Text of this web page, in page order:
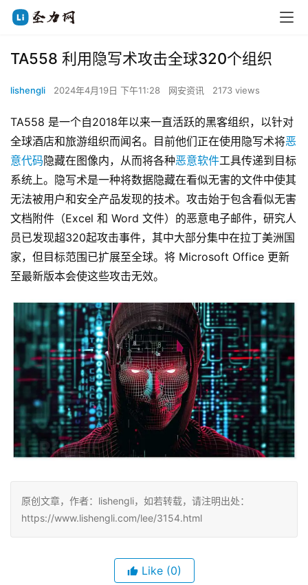
TA558 利用隐写术攻击全球320个组织
lishengli 2024年4月19日 下午11:28 网安资讯 2173 views
TA558 是一个自2018年以来一直活跃的黑客组织，以针对
全球酒店和旅游组织而闻名。目前他们正在使用隐写术将恶
意代码隐藏在图像内，从而将各种恶意软件工具传递到目标
系统上。隐写术是一种将数据隐藏在看似无害的文件中使其
无法被用户和安全产品发现的技术。攻击始于包含看似无害
文档附件（Excel 和 Word 文件）的恶意电子邮件，研究人
员已发现超320起攻击事件，其中大部分集中在拉丁美洲国
家，但目标范围已扩展至全球。将 Microsoft Office 更新
至最新版本会使这些攻击无效。
原创文章，作者：lishengli，如若转载，请注明出处：
https://www.lishengli.com/lee/3154.html
Like (0)